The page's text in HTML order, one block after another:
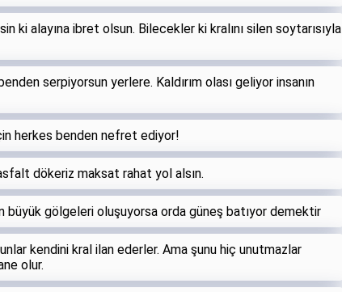
ki alayına ibret olsun. Bilecekler ki kralını silen soytarısıyla
serpiyorsun yerlere. Kaldırım olası geliyor insanın
herkes benden nefret ediyor!
dökeriz maksat rahat yol alsın.
büyük gölgeleri oluşuyorsa orda güneş batıyor demektir
kendini kral ilan ederler. Ama şunu hiç unutmazlar
olur.